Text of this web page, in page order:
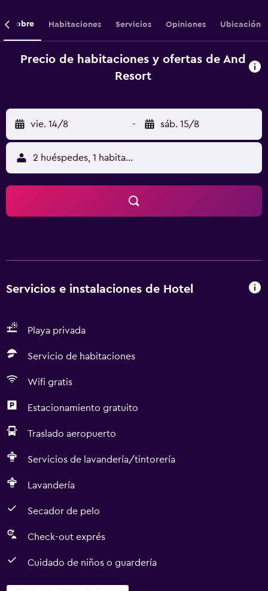
Sobre Habitaciones Servicios Opiniones Ubicación
Precio de habitaciones y ofertas de And
Resort
vie. 14/8 - sáb. 15/8
2 huéspedes, 1 habitación
Servicios e instalaciones de Hotel
Playa privada
Servicio de habitaciones
Wifi gratis
Estacionamiento gratuito
Traslado aeropuerto
Servicios de lavandería/tintorería
Lavandería
Secador de pelo
Check-out exprés
Cuidado de niños o guardería